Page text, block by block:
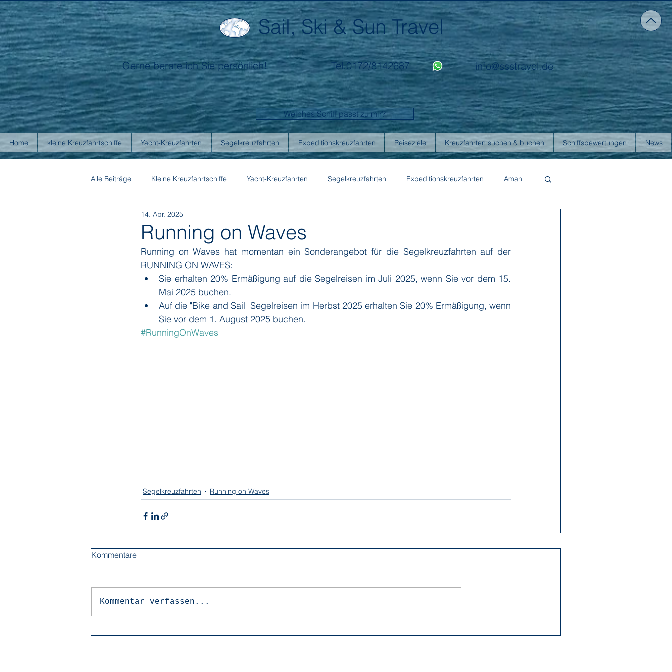
Sail, Ski & Sun Travel
Gerne berate ich Sie persönlich! Tel.0172/8142687 info@ssstravel.de
Welches Schiff passt zu mir?
Home kleine Kreuzfahrtschiffe Yacht-Kreuzfahrten Segelkreuzfahrten Expeditionskreuzfahrten Reiseziele Kreuzfahrten suchen & buchen Schiffsbewertungen News
Alle Beiträge Kleine Kreuzfahrtschiffe Yacht-Kreuzfahrten Segelkreuzfahrten Expeditionskreuzfahrten Aman
Antarctica21 Aurora Expeditions
Hapag-Lloyd Cruises Paul Gauguin Cruises
Poseidon Expeditions Regent Seven Seas Cruises
Sea Cloud Cruises SeaDream Yacht Club
Running on Waves
14. Apr. 2025
Running on Waves hat momentan ein Sonderangebot für die Segelkreuzfahrten auf der
RUNNING ON WAVES:
Sie erhalten 20% Ermäßigung auf die Segelreisen im Juli 2025, wenn Sie vor dem 15.
Mai 2025 buchen.
Auf die "Bike and Sail" Segelreisen im Herbst 2025 erhalten Sie 20% Ermäßigung, wenn
Sie vor dem 1. August 2025 buchen.
#RunningOnWaves
Segelkreuzfahrten Running on Waves
Kommentare
Kommentar verfassen...